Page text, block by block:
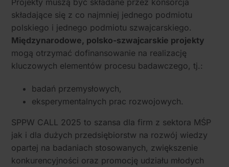
społecznościowym, reklamowym i analitycznym.
Partnerzy mogą połączyć te informacje z innymi danymi
otrzymanymi od Ciebie lub uzyskanymi podczas
korzystania z ich usług.
składające się z co najmniej jednego podmiotu
polskiego i jednego podmiotu szwajcarskiego.
Międzynarodowe, polsko-szwajcarskie projekty
mogą otrzymać dofinansowanie na realizację
kluczowych elementów procesu badawczego, tj.:
badań przemysłowych,
eksperymentalnych prac rozwojowych.
SPPW CALL 2025 to szansa dla firm z sektora MŚP
jak i dla dużych przedsiębiorstw na rozwój wiedzy
opartej na badaniach stosowanych, zwiększenie
konkurencyjności oraz promocję udziału młodych